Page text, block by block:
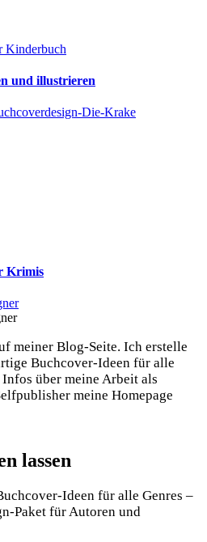
und illustrieren
Krimis
meiner Blog-Seite. Ich erstelle
Buchcover-Ideen für alle
über meine Arbeit als
meine Homepage
lassen
Ideen für alle Genres –
Paket für Autoren und